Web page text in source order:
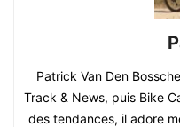
Patrick Van Den
Track & News, puis Bike
des tendances, il adore